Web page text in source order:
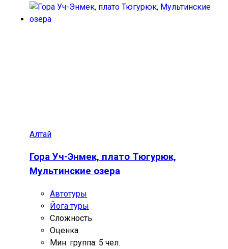
Алтай
Гора Уч-Энмек, плато Тюгурюк,
Мультинские озера
Автотуры
Йога туры
Сложность
Оценка
Мин. группа: 5 чел.